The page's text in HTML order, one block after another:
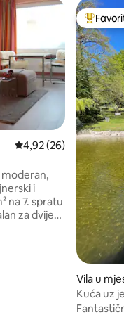
Prosječna ocjena:
4,92 (26)
moderan,
i
za dvije
Glavni
Vila u
Kuća uz